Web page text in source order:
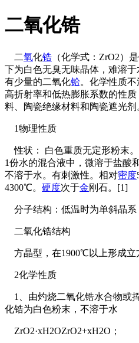
二氧化锆
二氧化锆 （化学式：ZrO2）
下为白色无臭无味晶体，难溶
有少量的二氧化铪。化学性质不
高折射率和低热膨胀系数的性
料、陶瓷绝缘材料和陶瓷遮光剂
1物理性质
性状： 白色重质无定形粉末
1份水的混合液中，微溶于盐酸
不溶于水。有刺激性。相对密度
4300℃。 硬度次于金刚石。[1]
分子结构：低温时为单斜晶系
二氧化锆结构
方晶型，在1900℃以上形成立
2化学性质
1、由灼烧二氧化锆水合物或
化锆为白色粉末，不溶于水
ZrO2·xH2OZrO2+xH2O；